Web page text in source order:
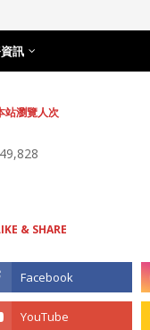
訊
站瀏覽人次
& SHARE